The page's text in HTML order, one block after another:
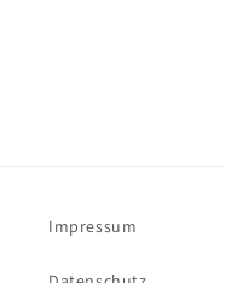
Impressum